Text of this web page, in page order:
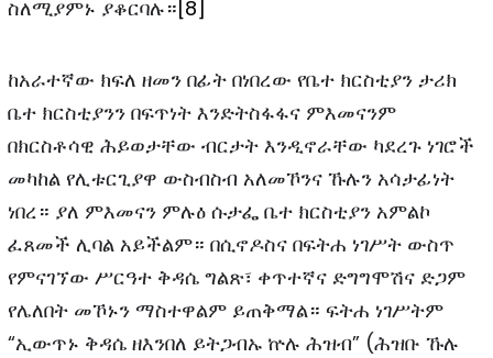
ስለሚያምኑ ያቆርባሉ። [8]
ከአራተኛው ክፍለ ዘመን በፊት በነበረው የቤተ ክርስቲያን ታሪክ
ቤተ ክርስቲያንን በፍጥነት እንድትስፋፋና ምእመናንም
በክርስቶሳዊ ሕይወታቸው ብርታት እንዲኖራቸው ካደረጉ ነገሮች
መካከል የሊቱርጊያዋ ውስብስብ አለመኾንና ኹሉን አሳታፊነት
ነበረ። ያለ ምእመናን ምሉዕ ሱታፌ ቤተ ክርስቲያን አምልኮ
ፈጸመች ሊባል አይችልም። በሲኖዶስና በፍትሐ ነገሥት ውስጥ
የምናገኘው ሥርዓተ ቅዳሴ ግልጽ፣ ቀጥተኛና ድግግሞሽና ድጋም
የሌለበት መኾኑን ማስተዋልም ይጠቅማል። ፍትሐ ነገሥትም
“ኢውጥኑ ቅዳሴ ዘእንበለ ይትጋብኡ ኵሉ ሕዝብ” (ሕዝቡ ኹሉ